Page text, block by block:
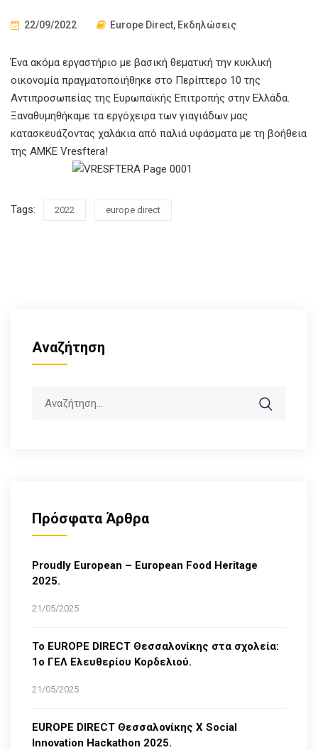
22/09/2022 Europe Direct, Εκδηλώσεις
Ένα ακόμα εργαστήριο με βασική θεματική την κυκλική
οικονομία πραγματοποιήθηκε στο Περίπτερο 10 της
Αντιπροσωπείας της Ευρωπαϊκής Επιτροπής στην Ελλάδα.
Ξαναθυμηθήκαμε τα εργόχειρα των γιαγιάδων μας
κατασκευάζοντας χαλάκια από παλιά υφάσματα με τη βοήθεια
της ΑΜΚΕ Vresftera!
Tags: 2022 europe direct
Αναζήτηση
Πρόσφατα Άρθρα
Proudly European – European Food Heritage
2025.
21/05/2025
Το EUROPE DIRECT Θεσσαλονίκης στα σχολεία:
1ο ΓΕΛ Ελευθερίου Κορδελιού.
21/05/2025
EUROPE DIRECT Θεσσαλονίκης Χ Social
Innovation Hackathon 2025.